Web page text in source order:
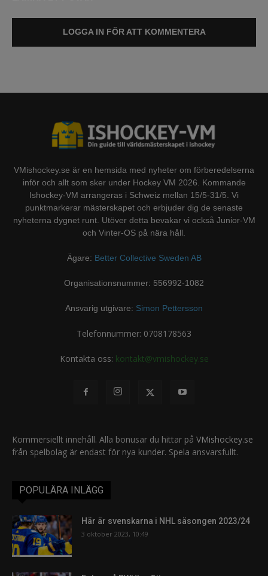
LOGGA IN FÖR ATT KOMMENTERA
VMishockey.se är en hemsida med nyheter om förberedelserna
inför och allt som sker under Hockey VM 2026. Kommande
Ishockey-VM arrangeras i Schweiz mellan 15/5-31/5. Vi
punktmarkerar mästerskapet och erbjuder dig de senaste
nyheterna dygnet runt. Utöver detta bevakar vi också Junior-VM
och Vinter-OS på nära håll.
Ägare: Better Collective Sweden AB
Organisationsnummer: 556992-1082
Ansvarig utgivare: Simon Pettersson
Telefonnummer: 0708178563
Kontakta oss: kontakt@vmishockey.se
Kommersiellt innehåll. Alla bonusar du hittar på VMishockey.se
från spelbolag är endast för nya kunder. Spela ansvarsfullt.
POPULÄRA INLÄGG
Här är svenskarna i NHL säsongen 2023/24
3 oktober 2023, 10:49